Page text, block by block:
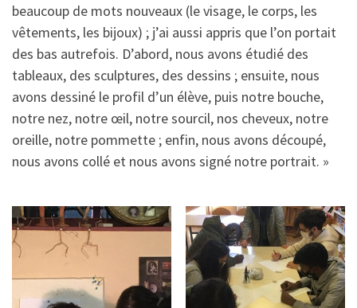
beaucoup de mots nouveaux (le visage, le corps, les
vêtements, les bijoux) ; j’ai aussi appris que l’on portait
des bas autrefois. D’abord, nous avons étudié des
tableaux, des sculptures, des dessins ; ensuite, nous
avons dessiné le profil d’un élève, puis notre bouche,
notre nez, notre œil, notre sourcil, nos cheveux, notre
oreille, notre pommette ; enfin, nous avons découpé,
nous avons collé et nous avons signé notre portrait. »